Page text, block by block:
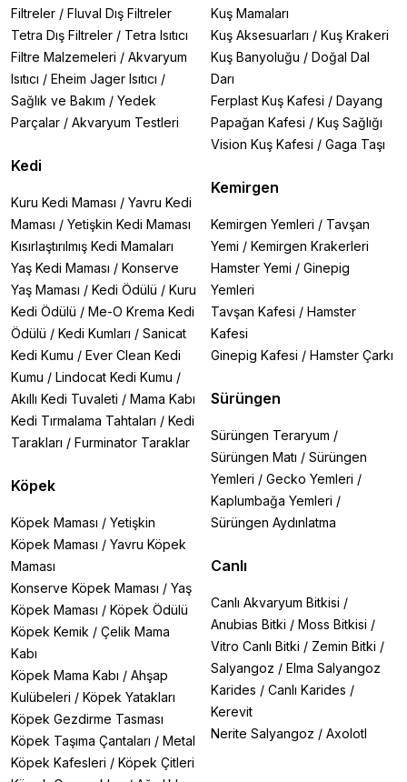
Filtreler / Fluval Dış Filtreler
Tetra Dış Filtreler / Tetra Isıtıcı
Filtre Malzemeleri / Akvaryum
Isıtıcı / Eheim Jager Isıtıcı /
Sağlık ve Bakım / Yedek
Parçalar / Akvaryum Testleri
Kedi
Kuru Kedi Maması / Yavru Kedi
Maması / Yetişkin Kedi Maması
Kısırlaştırılmış Kedi Mamaları
Yaş Kedi Maması / Konserve
Yaş Maması / Kedi Ödülü / Kuru
Kedi Ödülü / Me-O Krema Kedi
Ödülü / Kedi Kumları / Sanicat
Kedi Kumu / Ever Clean Kedi
Kumu / Lindocat Kedi Kumu /
Akıllı Kedi Tuvaleti / Mama Kabı
Kedi Tırmalama Tahtaları / Kedi
Tarakları / Furminator Taraklar
Köpek
Köpek Maması / Yetişkin
Köpek Maması / Yavru Köpek
Maması
Konserve Köpek Maması / Yaş
Köpek Maması / Köpek Ödülü
Köpek Kemik / Çelik Mama
Kabı
Köpek Mama Kabı / Ahşap
Kulübeleri / Köpek Yatakları
Köpek Gezdirme Tasması
Köpek Taşıma Çantaları / Metal
Köpek Kafesleri / Köpek Çitleri
Kuş Mamaları
Kuş Aksesuarları / Kuş Krakeri
Kuş Banyoluğu / Doğal Dal
Darı
Ferplast Kuş Kafesi / Dayang
Papağan Kafesi / Kuş Sağlığı
Vision Kuş Kafesi / Gaga Taşı
Kemirgen
Kemirgen Yemleri / Tavşan
Yemi / Kemirgen Krakerleri
Hamster Yemi / Ginepig
Yemleri
Tavşan Kafesi / Hamster
Kafesi
Ginepig Kafesi / Hamster Çarkı
Sürüngen
Sürüngen Teraryum /
Sürüngen Matı / Sürüngen
Yemleri / Gecko Yemleri /
Kaplumbağa Yemleri /
Sürüngen Aydınlatma
Canlı
Canlı Akvaryum Bitkisi /
Anubias Bitki / Moss Bitkisi /
Vitro Canlı Bitki / Zemin Bitki /
Salyangoz / Elma Salyangoz
Karides / Canlı Karides /
Kerevit
Nerite Salyangoz / Axolotl